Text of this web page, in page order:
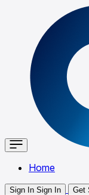
Home
Sign In Sign In Get